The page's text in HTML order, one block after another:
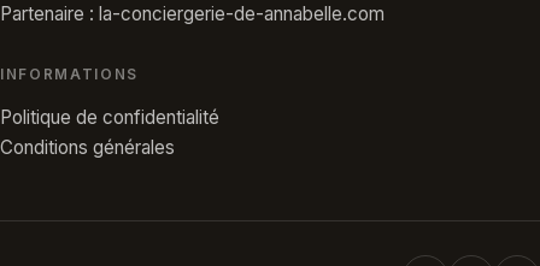
Partenaire : la-conciergerie-de-annabelle.com
INFORMATIONS
Politique de confidentialité
Conditions générales